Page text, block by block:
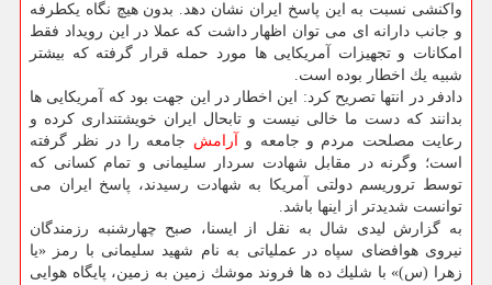
واكنشی نسبت به این پاسخ ایران نشان دهد. بدون هیچ نگاه یكطرفه
و جانب دارانه ای می توان اظهار داشت كه عملا در این رویداد فقط
امكانات و تجهیزات آمریكایی ها مورد حمله قرار گرفته كه بیشتر
شبیه یك اخطار بوده است.
دادفر در انتها تصریح كرد: این اخطار در این جهت بود كه آمریكایی ها
بدانند كه دست ما خالی نیست و تابحال ایران خویشتنداری كرده و
رعایت مصلحت مردم و جامعه و
آرامش جامعه را در نظر گرفته
است؛ وگرنه در مقابل شهادت سردار سلیمانی و تمام كسانی كه
توسط تروریسم دولتی آمریكا به شهادت رسیدند، پاسخ ایران می
توانست شدیدتر از اینها باشد.
به گزارش لیدی شال به نقل از ایسنا، صبح چهارشنبه رزمندگان
نیروی هوافضای سپاه در عملیاتی به نام شهید سلیمانی با رمز «یا
زهرا (س)» با شلیك ده ها فروند موشك زمین به زمین، پایگاه هوایی